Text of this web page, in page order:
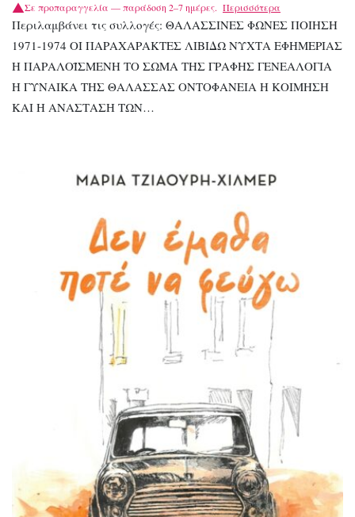
Σε προπαραγγελία — παράδοση 2–7 ημέρες. Περισσότερα
Περιλαμβάνει τις συλλογές: ΘΑΛΑΣΣΙΝΕΣ ΦΩΝΕΣ ΠΟΙΗΣΗ
1971-1974 ΟΙ ΠΑΡΑΧΑΡΑΚΤΕΣ ΛΙΒΙΔΩ ΝΥΧΤΑ ΕΦΗΜΕΡΙΑΣ
H ΠΑΡΑΛΟΪΣΜΕΝΗ ΤΟ ΣΩΜΑ ΤΗΣ ΓΡΑΦΗΣ ΓΕΝΕΑΛΟΓΙΑ
Η ΓΥΝΑΙΚΑ ΤΗΣ ΘΑΛΑΣΣΑΣ ΟΝΤΟΦΑΝΕΙΑ Η ΚΟΙΜΗΣΗ
ΚΑΙ Η ΑΝΑΣΤΑΣΗ ΤΩΝ…